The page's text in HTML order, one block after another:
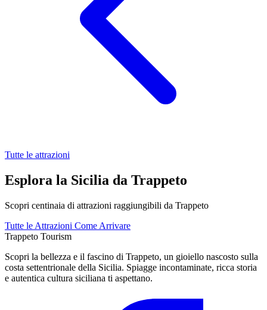
Tutte le attrazioni
Esplora la Sicilia da Trappeto
Scopri centinaia di attrazioni raggiungibili da Trappeto
Tutte le Attrazioni Come Arrivare
Trappeto Tourism
Scopri la bellezza e il fascino di Trappeto, un gioiello nascosto sulla
costa settentrionale della Sicilia. Spiagge incontaminate, ricca storia
e autentica cultura siciliana ti aspettano.